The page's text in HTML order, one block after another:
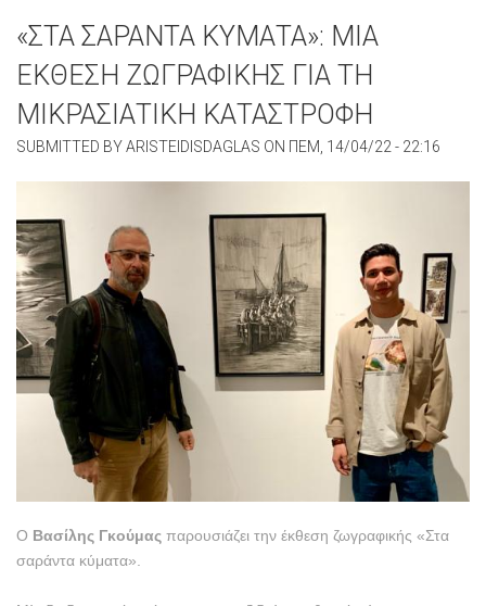
«ΣΤΑ ΣΑΡΑΝΤΑ ΚΥΜΑΤΑ»: ΜΙΑ
ΕΚΘΕΣΗ ΖΩΓΡΑΦΙΚΗΣ ΓΙΑ ΤΗ
ΜΙΚΡΑΣΙΑΤΙΚΗ ΚΑΤΑΣΤΡΟΦΗ
SUBMITTED BYARISTEIDISDAGLAS ON ΠΕΜ, 14/04/22 - 22:16
Ο Βασίλης Γκούμας παρουσιάζει την έκθεση ζωγραφικής «Στα
σαράντα κύματα».